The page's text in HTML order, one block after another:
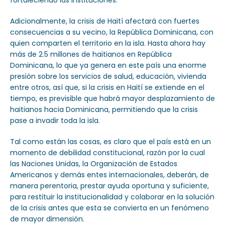
Adicionalmente, la crisis de Haití afectará con fuertes
consecuencias a su vecino, la República Dominicana, con
quien comparten el territorio en la isla. Hasta ahora hay
más de 2.5 millones de haitianos en República
Dominicana, lo que ya genera en este país una enorme
presión sobre los servicios de salud, educación, vivienda
entre otros, así que, si la crisis en Haití se extiende en el
tiempo, es previsible que habrá mayor desplazamiento de
haitianos hacia Dominicana, permitiendo que la crisis
pase a invadir toda la isla.
Tal como están las cosas, es claro que el país está en un
momento de debilidad constitucional, razón por la cual
las Naciones Unidas, la Organización de Estados
Americanos y demás entes internacionales, deberán, de
manera perentoria, prestar ayuda oportuna y suficiente,
para restituir la institucionalidad y colaborar en la solución
de la crisis antes que esta se convierta en un fenómeno
de mayor dimensión.